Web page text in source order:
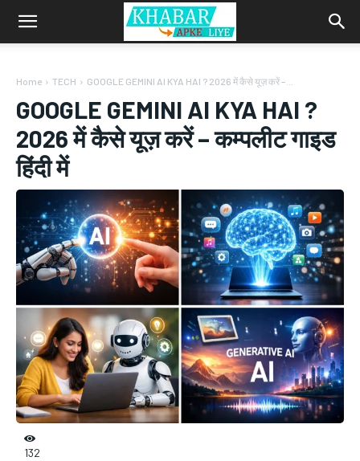
Home TECH GOOGLE GEMINI AI KYA HAI ? 2026 में कैसे यूज़ करें –...
GOOGLE GEMINI AI KYA HAI ?
2026 में कैसे यूज़ करें – कम्पलीट गाइड
हिंदी में
132